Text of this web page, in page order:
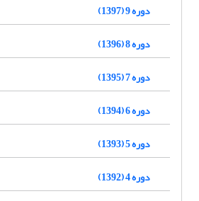
دوره 9 (1397)
دوره 8 (1396)
دوره 7 (1395)
دوره 6 (1394)
دوره 5 (1393)
دوره 4 (1392)